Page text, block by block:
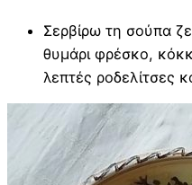
Σερβίρω τη σούπα
θυμάρι φρέσκο,
λεπτές ροδελίτσες